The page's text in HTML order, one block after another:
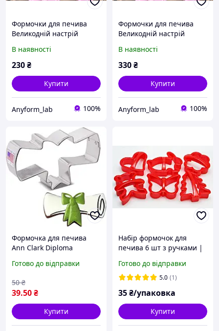
Формочки для печива
Великодній настрій
В наявності
230₴
Купити
Anyform_lab 100%
Формочки для печива
Великодній настрій
В наявності
330₴
Купити
Anyform_lab 100%
Формочка для печива
Ann Clark Diploma
Готово до відправки
39.50₴
50 ₴
Купити
Набір формочок для
печива 6 шт з ручками |
ромашка, ялинка,
метелик | Кольорові
Готово до відправки
5.0 (1)
35₴/упаковка
Купити